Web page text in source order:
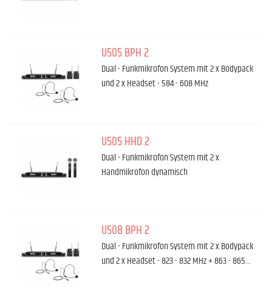
U505 BPH 2
Dual - Funkmikrofon System mit 2 x Bodypack
und 2 x Headset - 584 - 608 MHz
U505 HHD 2
Dual - Funkmikrofon System mit 2 x
Handmikrofon dynamisch
U508 BPH 2
Dual - Funkmikrofon System mit 2 x Bodypack
und 2 x Headset - 823 - 832 MHz + 863 - 865…